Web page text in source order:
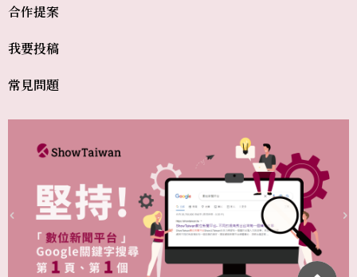
合作提案
我要投稿
常見問題